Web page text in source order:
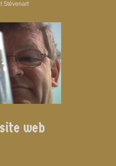
Stévenart
web